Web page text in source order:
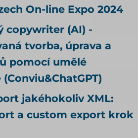
On-line Expo 2024
copywriter (AI) -
tvorba, úprava a
pomocí umělé
jakéhokoliv XML:
a custom export krok